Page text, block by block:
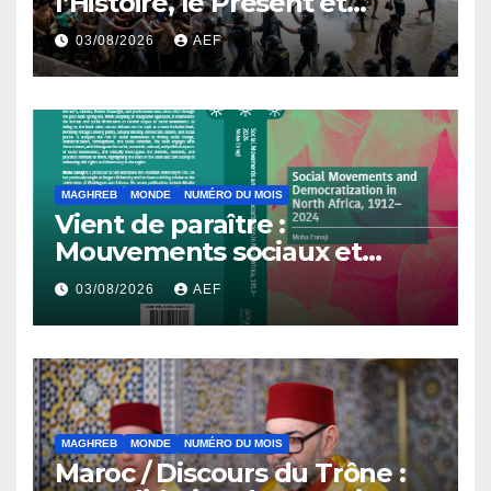
l’Avenir
03/08/2026 AEF
MAGHREB MONDE NUMÉRO DU MOIS
Vient de paraître :
Mouvements sociaux et
démocratisation en Afrique
du Nord, 1912-2024
03/08/2026 AEF
MAGHREB MONDE NUMÉRO DU MOIS
Maroc / Discours du Trône :